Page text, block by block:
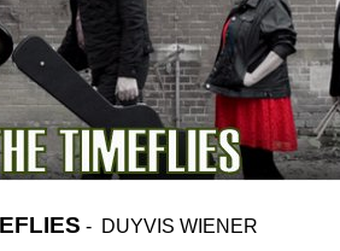
- DUYVIS WIENER